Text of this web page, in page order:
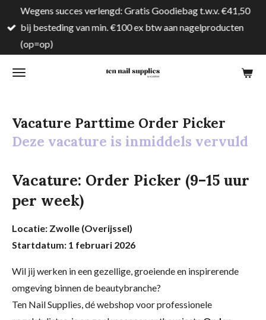
direct
naar
hoofdinhoud
Wegens succes verlengd: Gratis Goodiebag t.w.v. €41,50
bij besteding van min. €100 ex btw aan nagelproducten
(op=op)
Vacature Parttime Order Picker
Deze vacature is inmiddels vervuld
Vacature: Order Picker (9–15 uur
per week)
Locatie: Zwolle (Overijssel)
Startdatum: 1 februari 2026
Wil jij werken in een gezellige, groeiende en inspirerende
omgeving binnen de beautybranche?
Ten Nail Supplies, dé webshop voor professionele